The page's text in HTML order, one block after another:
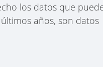
los datos que
años, son datos